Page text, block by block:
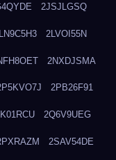
2JSJLGSQ
2LVOI55N
2NXDJSMA
2PB26F91
2Q6V9UEG
2SAV54DE